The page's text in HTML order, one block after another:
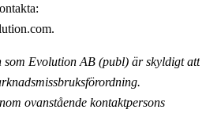
Evolution AB (publ) är skyldigt att
ovanstående kontaktpersons